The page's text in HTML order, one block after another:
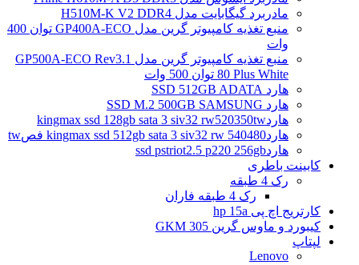
مادربرد گیگابایت مدل H510M-K V2 DDR4
منبع تغذیه کامپیوتر گرین مدل GP400A-ECO توان 400
وات
منبع تغذیه کامپیوتر گرین مدل GP500A-ECO Rev3.1
80 Plus White توان 500 وات
هارد SSD 512GB ADATA
هارد SSD M.2 500GB SAMSUNG
هاردkingmax ssd 128gb sata 3 siv32 rw520350tw
هاردkingmax ssd 512gb sata 3 siv32 rw 540480 فصtw
هاردssd pstriot2.5 p220 256gb
کابینت باطری
رک 4 طبقه
رک 4 طبقه فاران
کارتریج اچ پی hp 15a
کیبورد و ماوس گرین GKM 305
لپتاپ
Lenovo